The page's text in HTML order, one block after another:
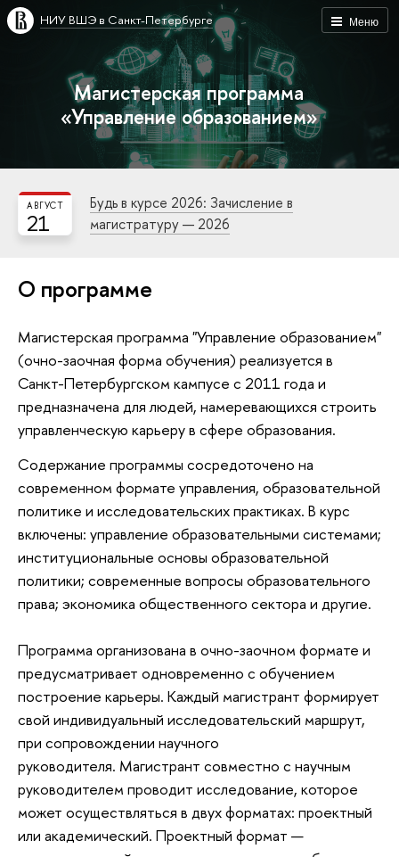
Меню
НИУ ВШЭ в Санкт-Петербурге
Магистерская программа
«Управление образованием»
21
АВГУСТ
Будь в курсе 2026: Зачисление в
магистратуру — 2026
О программе
Магистерская программа "Управление образованием"
(очно-заочная форма обучения) реализуется в
Санкт-Петербургском кампусе с 2011 года и
предназначена для людей, намеревающихся строить
управленческую карьеру в сфере образования.
Содержание программы сосредоточено на
современном формате управления, образовательной
политике и исследовательских практиках. В курс
включены: управление образовательными системами;
институциональные основы образовательной
политики; современные вопросы образовательного
права; экономика общественного сектора и другие.
Программа организована в очно-заочном формате и
предусматривает одновременно с обучением
построение карьеры. Каждый магистрант формирует
свой индивидуальный исследовательский маршрут,
при сопровождении научного
руководителя. Магистрант совместно с научным
руководителем проводит исследование, которое
может осуществляться в двух форматах: проектный
или академический. Проектный формат —